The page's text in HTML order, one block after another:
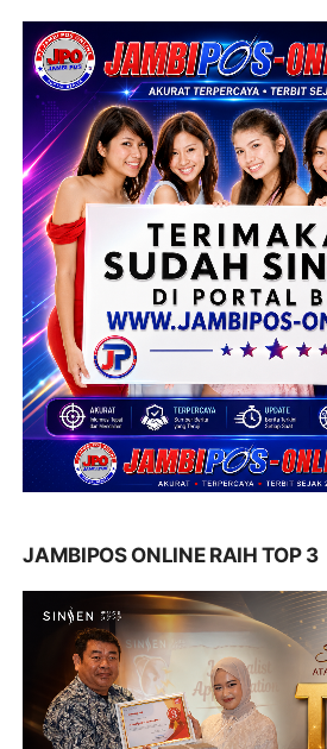
JAMBIPOS ONLINE RAIH TOP 3